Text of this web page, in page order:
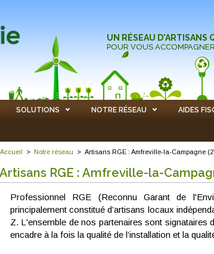
UN RÉSEAU D'ARTISANS
POUR VOUS
SOLUTIONS NOTRE RÉSEAU AIDES
Accueil > Notre réseau > Artisans RGE : Amfreville-la-Campagne
Artisans RGE : Amfreville-la-
Professionnel RGE (Reconnu Garant de
principalement constitué d’artisans locaux
Z. L'ensemble de nos partenaires sont signataires
encadre à la fois la qualité de l’installation et la